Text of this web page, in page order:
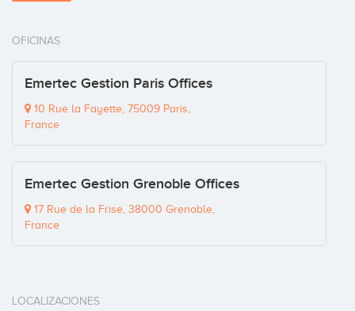
OFICINAS
Emertec Gestion Paris Offices
10 Rue la Fayette, 75009 Paris,
France
Emertec Gestion Grenoble Offices
17 Rue de la Frise, 38000 Grenoble,
France
LOCALIZACIONES